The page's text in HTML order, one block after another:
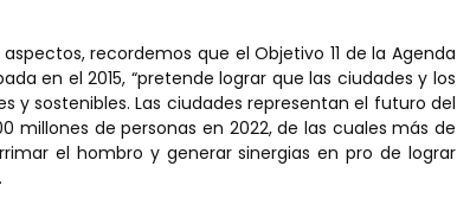
recordemos que el Objetivo 11 de la Agenda
en el 2015, “pretende lograr que las ciudades y los
y sostenibles. Las ciudades representan el futuro del
millones de personas en 2022, de las cuales más de
el hombro y generar sinergias en pro de lograr